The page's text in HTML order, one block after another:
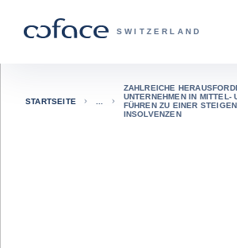
COFACE FOR
SWITZERLAND
Zurück zur Startseite
STARTSEITE
ZAHLREICHE
UNTERNEHMEN IN MITTEL-
FÜHREN ZU EINER
INSOLVENZEN